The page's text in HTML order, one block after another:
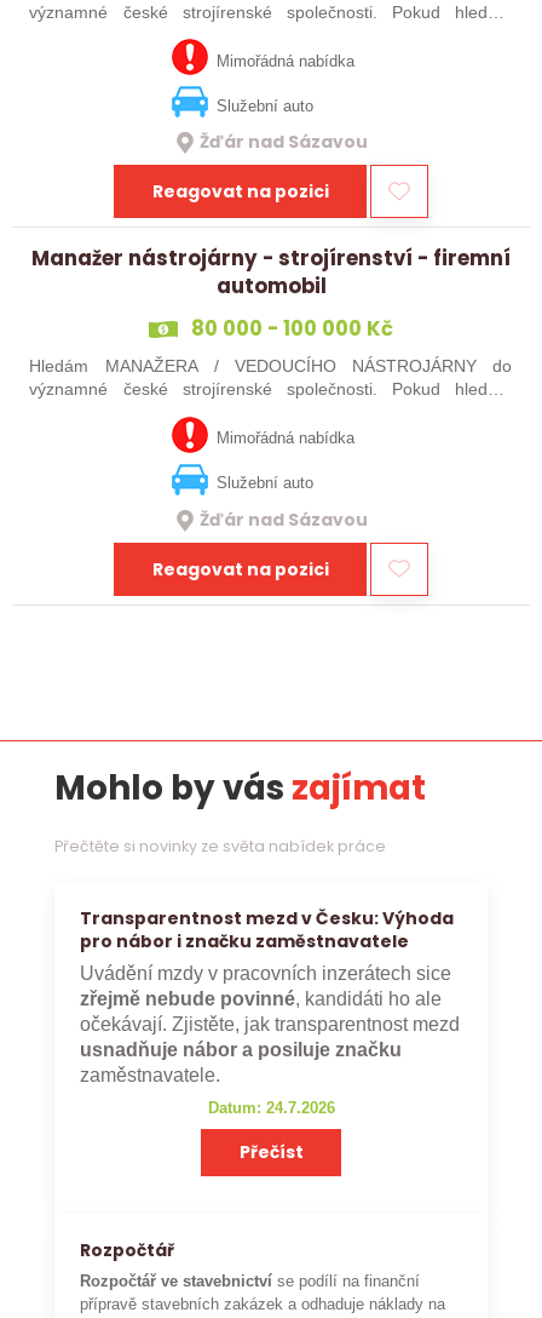
významné české strojírenské společnosti. Pokud hledáte
novou pracovní výzvu, máte technického i obchodního ducha,
jste silný v komunikaci a máte…Mimořádná nabídka
Služební auto
Žďár nad Sázavou
Reagovat na pozici
Manažer nástrojárny - strojírenství - firemní
automobil
80 000 - 100 000 Kč
Hledám MANAŽERA / VEDOUCÍHO NÁSTROJÁRNY do
významné české strojírenské společnosti. Pokud hledáte
jste silný v komunikaci a máte zkušenosti…
Mimořádná nabídka
Služební auto
Žďár nad Sázavou
Reagovat na pozici
Mohlo by vás zajímat
Přečtěte si novinky ze světa nabídek práce
Transparentnost mezd v Česku: Výhoda
pro nábor i značku zaměstnavatele
Uvádění mzdy v pracovních inzerátech sice
zřejmě nebude povinné, kandidáti ho ale
očekávají. Zjistěte, jak transparentnost mezd
usnadňuje nábor a posiluje značku
zaměstnavatele.
Datum: 24.7.2026
Přečíst
Rozpočtář
Rozpočtář ve stavebnictví se podílí na finanční
přípravě stavebních zakázek a odhaduje náklady na